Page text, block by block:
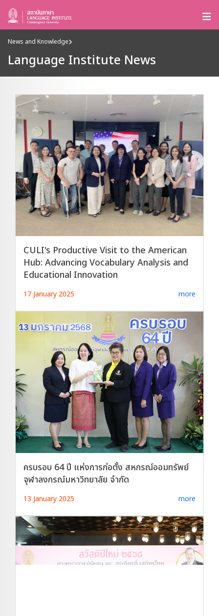
News and Knowledge
Language Institute News
CULI's Productive Visit to the American
Hub: Advancing Vocabulary Analysis and
Educational Innovation
17 January 2025 more
ครบรอบ 64 ปี แห่งการก่อตั้ง สหกรณ์ออมทรัพย์
จุฬาลงกรณ์มหาวิทยาลัย จำกัด
13 January 2025 more